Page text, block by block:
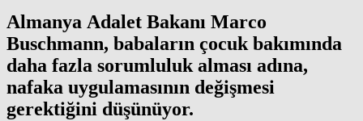
Almanya Adalet Bakanı Marco
Buschmann, babaların çocuk bakımında
daha fazla sorumluluk alması adına,
nafaka uygulamasının değişmesi
gerektiğini düşünüyor.